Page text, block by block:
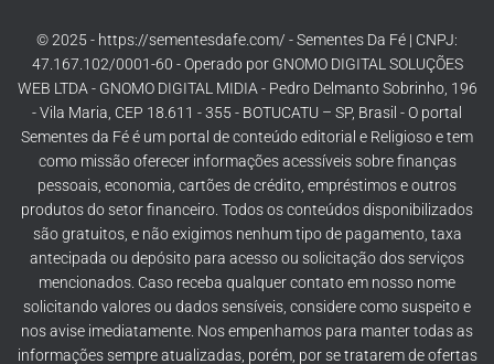
© 2025 - https://sementesdafe.com/ - Sementes Da Fé | CNPJ:
47.167.102/0001-60 - Operado por GNOMO DIGITAL SOLUÇÕES
WEB LTDA - GNOMO DIGITAL MIDIA - Pedro Delmanto Sobrinho, 196
- Vila Maria, CEP 18.611 - 355 - BOTUCATU – SP, Brasil - O portal
Sementes da Fé é um portal de conteúdo editorial e Religioso e tem
como missão oferecer informações acessíveis sobre finanças
pessoais, economia, cartões de crédito, empréstimos e outros
produtos do setor financeiro. Todos os conteúdos disponibilizados
são gratuitos, e não exigimos nenhum tipo de pagamento, taxa
antecipada ou depósito para acesso ou solicitação dos serviços
mencionados. Caso receba qualquer contato em nosso nome
solicitando valores ou dados sensíveis, considere como suspeito e
nos avise imediatamente. Nos empenhamos para manter todas as
informações sempre atualizadas, porém, por se tratarem de ofertas